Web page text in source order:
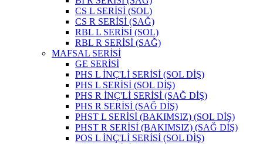
CS L SERİSİ (SOL)
CS R SERİSİ (SAĞ)
RBL L SERİSİ (SOL)
RBL R SERİSİ (SAĞ)
MAFSAL SERİSİ
GE SERİSİ
PHS L İNÇ'Lİ SERİSİ (SOL DİŞ)
PHS L SERİSİ (SOL DİŞ)
PHS R İNÇ'Lİ SERİSİ (SAĞ DİŞ)
PHS R SERİSİ (SAĞ DİŞ)
PHST L SERİSİ (BAKIMSIZ) (SOL DİŞ)
PHST R SERİSİ (BAKIMSIZ) (SAĞ DİŞ)
POS L İNÇ'Lİ SERİSİ (SOL DİŞ)